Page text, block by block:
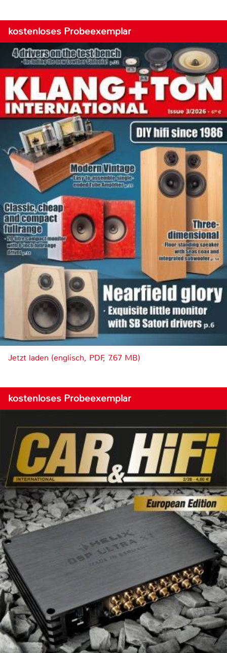
kostenloses Probeexemplar
Jetzt laden (englisch, PDF, 7.67 MB)
kostenloses Probeexemplar